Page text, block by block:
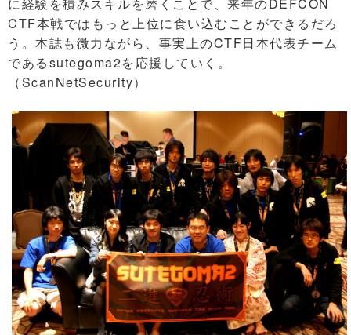
に経験を積みスキルを磨くことで、来年のDEFCON
CTF本戦ではもっと上位に食い込むことができるだろ
う。本誌も微力ながら、事実上のCTF日本代表チーム
であるsutegoma2を応援していく。
（ScanNetSecurity）